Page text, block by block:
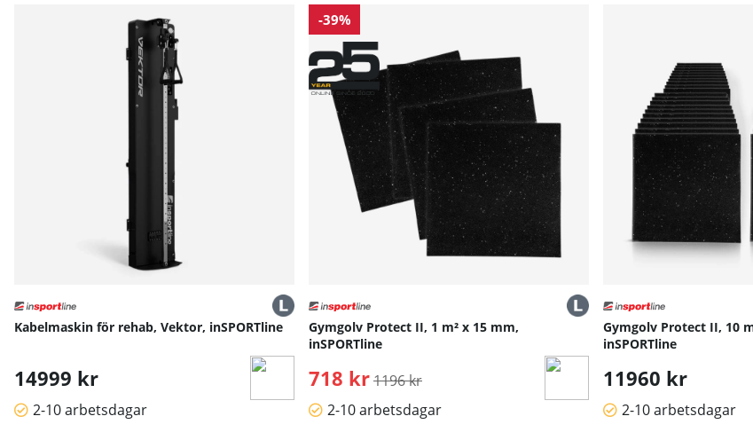
Kabelmaskin för rehab, Vektor, inSPORTline
14999 kr
2-10 arbetsdagar
-39%
Gymgolv Protect II, 1 m² x 15 mm,
inSPORTline
718 kr Ordinarie pris:
1196 kr
2-10 arbetsdagar
Gymgolv Protect II, 10
inSPORTline
11960 kr
2-10 arbetsdagar